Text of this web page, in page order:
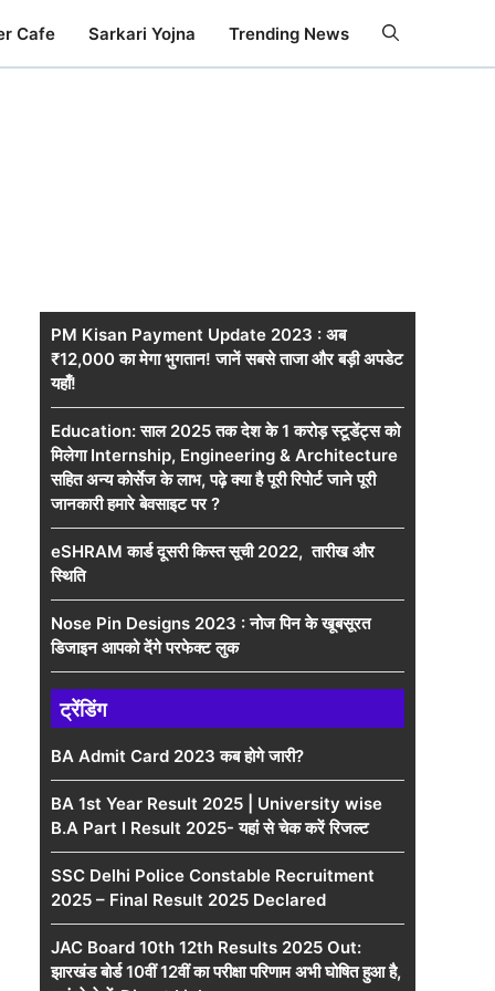
Cafe Sarkari Yojna Trending News
PM Kisan Payment Update 2023 : अब
₹12,000 का मेगा भुगतान! जानें सबसे ताजा और बड़ी अपडेट
यहाँ!
Education: साल 2025 तक देश के 1 करोड़ स्टूडेंट्स को
मिलेगा Internship, Engineering & Architecture
सहित अन्य कोर्सेज के लाभ, पढ़े क्या है पूरी रिपोर्ट जाने पूरी
जानकारी हमारे बेवसाइट पर ?
eSHRAM कार्ड दूसरी किस्त सूची 2022, तारीख और
स्थिति
Nose Pin Designs 2023 : नोज पिन के खूबसूरत
डिजाइन आपको देंगे परफेक्ट लुक
ट्रेंडिंग
BA Admit Card 2023 कब होगे जारी?
BA 1st Year Result 2025 | University wise
B.A Part I Result 2025- यहां से चेक करें रिजल्ट
SSC Delhi Police Constable Recruitment
2025 – Final Result 2025 Declared
JAC Board 10th 12th Results 2025 Out:
झारखंड बोर्ड 10वीं 12वीं का परीक्षा परिणाम अभी घोषित हुआ है,